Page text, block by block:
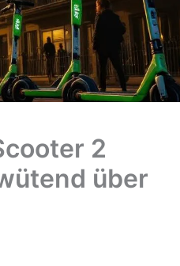
2
über